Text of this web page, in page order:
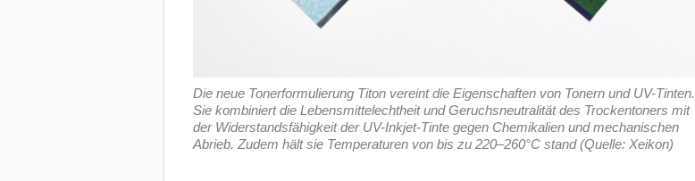
Die neue Tonerformulierung Titon vereint die Eigenschaften von Tonern und UV-Tinten.
Sie kombiniert die Lebensmittelechtheit und Geruchsneutralität des Trockentoners mit
der Widerstandsfähigkeit der UV-Inkjet-Tinte gegen Chemikalien und mechanischen
Abrieb. Zudem hält sie Temperaturen von bis zu 220–260°C stand (Quelle: Xeikon)